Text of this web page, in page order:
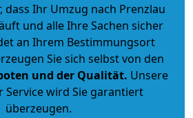
dass Ihr Umzug nach Prenzlau
und alle Ihre Sachen sicher
an Ihrem Bestimmungsort
Sie sich selbst von den
und der Qualität. Unsere
Service wird Sie garantiert
überzeugen.